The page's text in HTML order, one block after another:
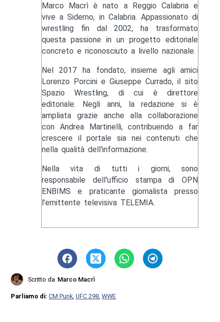
Marco Macrì è nato a Reggio Calabria e
vive a Siderno, in Calabria. Appassionato di
wrestling fin dal 2002, ha trasformato
questa passione in un progetto editoriale
concreto e riconosciuto a livello nazionale.
Nel 2017 ha fondato, insieme agli amici
Lorenzo Porcini e Giuseppe Currado, il sito
Spazio Wrestling, di cui è direttore
editoriale. Negli anni, la redazione si è
ampliata grazie anche alla collaborazione
con Andrea Martinelli, contribuendo a far
crescere il portale sia nei contenuti che
nella qualità dell'informazione.
Nella vita di tutti i giorni, sono
responsabile dell'ufficio stampa di OPN
ENBIMS e praticante giornalista presso
l'emittente televisiva TELEMIA.
Scritto da Marco Macrì
Parliamo di:CM Punk ,UFC 298 ,WWE